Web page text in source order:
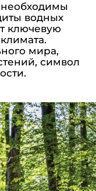
необходимы
водных
ключевую
мира,
символ